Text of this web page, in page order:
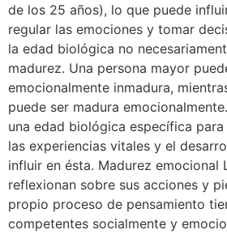
de los 25 años), lo que puede
regular las emociones y tomar
la edad biológica no
madurez. Una persona mayor
emocionalmente inmadura,
puede ser madura
una edad biológica específica
las experiencias vitales y el
influir en ésta. Madurez emocional
reflexionan sobre sus acciones y
propio proceso de pensamiento
competentes socialmente y